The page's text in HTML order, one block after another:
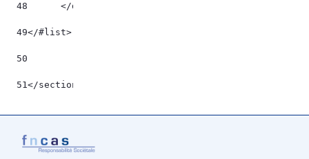
48
	</div>
49</#list>
50
51</section>